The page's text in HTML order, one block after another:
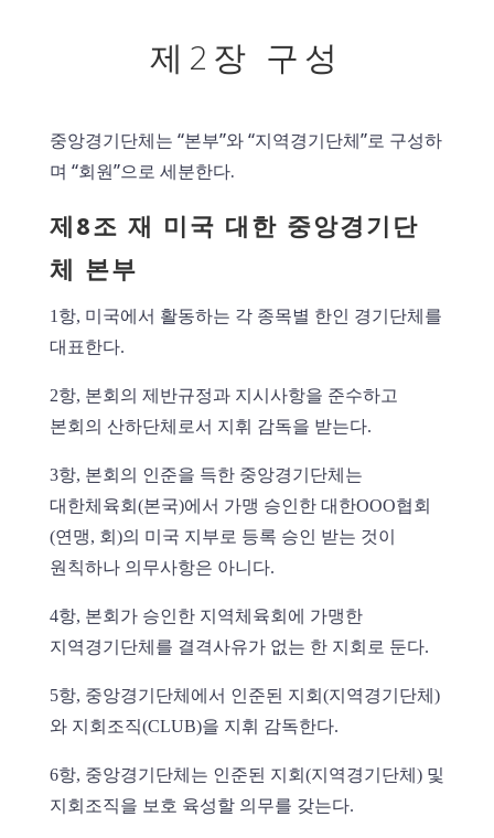
제2장 구성
중앙경기단체는 “본부”와 “지역경기단체”로 구성하
며 “회원”으로 세분한다.
제8조 재 미국 대한 중앙경기단
체 본부
1항, 미국에서 활동하는 각 종목별 한인 경기단체를
대표한다.
2항, 본회의 제반규정과 지시사항을 준수하고
본회의 산하단체로서 지휘 감독을 받는다.
3항, 본회의 인준을 득한 중앙경기단체는
대한체육회(본국)에서 가맹 승인한 대한OOO협회
(연맹, 회)의 미국 지부로 등록 승인 받는 것이
원칙하나 의무사항은 아니다.
4항, 본회가 승인한 지역체육회에 가맹한
지역경기단체를 결격사유가 없는 한 지회로 둔다.
5항, 중앙경기단체에서 인준된 지회(지역경기단체)
와 지회조직(CLUB)을 지휘 감독한다.
6항, 중앙경기단체는 인준된 지회(지역경기단체) 및
지회조직을 보호 육성할 의무를 갖는다.